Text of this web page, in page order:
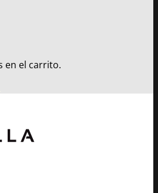
en el carrito.